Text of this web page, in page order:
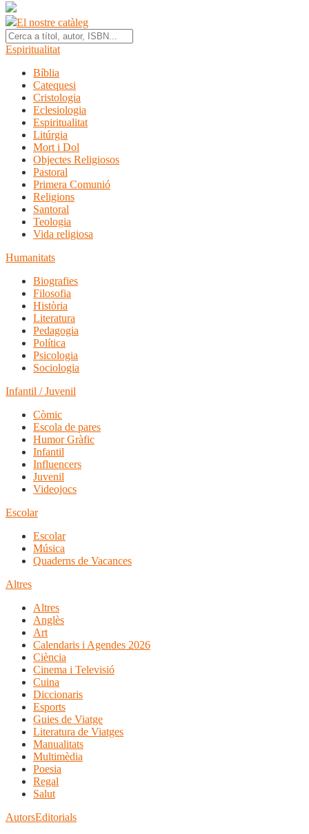
El nostre catàleg
Espiritualitat
Bíblia
Catequesi
Cristologia
Eclesiologia
Espiritualitat
Litúrgia
Mort i Dol
Objectes Religiosos
Pastoral
Primera Comunió
Religions
Santoral
Teologia
Vida religiosa
Humanitats
Biografies
Filosofia
Història
Literatura
Pedagogia
Política
Psicologia
Sociologia
Infantil / Juvenil
Còmic
Escola de pares
Humor Gràfic
Infantil
Influencers
Juvenil
Videojocs
Escolar
Escolar
Música
Quaderns de Vacances
Altres
Altres
Anglès
Art
Calendaris i Agendes 2026
Ciència
Cinema i Televisió
Cuina
Diccionaris
Esports
Guies de Viatge
Literatura de Viatges
Manualitats
Multimèdia
Poesia
Regal
Salut
AutorsEditorials